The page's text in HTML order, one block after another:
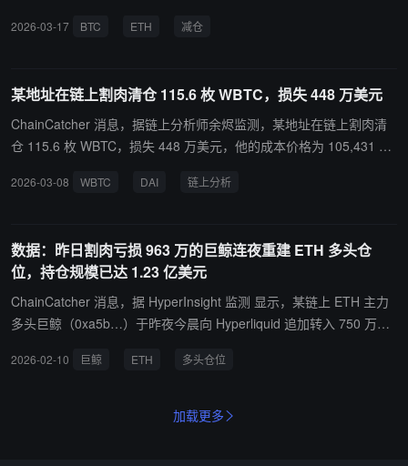
价格仍然没有涨回他的抄底均价，也就是说这次减仓仍然属于割肉：
跟 BTC：13.8 万枚 ETH（3.26 亿美元）+ 3670 枚 cbBTC（2.77 亿
美元）。
2026-03-17 BTC ETH 减仓
某地址在链上割肉清仓 115.6 枚 WBTC，损失 448 万美元
ChainCatcher 消息，据链上分析师余烬监测，某地址在链上割肉清
仓 115.6 枚 WBTC，损失 448 万美元，他的成本价格为 105,431 美
3 万 DAI。
2026-03-08 WBTC DAI 链上分析
数据：昨日割肉亏损 963 万的巨鲸连夜重建 ETH 多头仓
位，持仓规模已达 1.23 亿美元
ChainCatcher 消息，据 HyperInsight 监测 显示，某链上 ETH 主力
多头巨鲸（0xa5b…）于昨夜今晨向 Hyperliquid 追加转入 750 万美
uid 上 ETH 的最大多头。 当前该仓位规模达 6 万枚 ETH，约合 1.23
账户内尚有 3346 万美元保证金。 此前，该地址于昨日将其持有约两
2026-02-10 巨鲸 ETH 多头仓位
加载更多